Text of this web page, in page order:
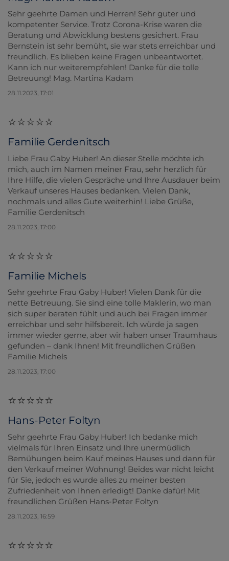
Sehr geehrte Damen und Herren! Sehr guter und
kompetenter Service. Trotz Corona-Krise waren die
Beratung und Abwicklung bestens gesichert. Frau
Bernstein ist sehr bemüht, sie war stets erreichbar und
freundlich. Es blieben keine Fragen unbeantwortet.
Kann ich nur weiterempfehlen! Danke für die tolle
Betreuung! Mag. Martina Kadam
28.11.2023, 17:01
Familie Gerdenitsch
Liebe Frau Gaby Huber! An dieser Stelle möchte ich
mich, auch im Namen meiner Frau, sehr herzlich für
Ihre Hilfe, die vielen Gespräche und Ihre Ausdauer beim
Verkauf unseres Hauses bedanken. Vielen Dank,
nochmals und alles Gute weiterhin! Liebe Grüße,
Familie Gerdenitsch
28.11.2023, 17:00
Familie Michels
Sehr geehrte Frau Gaby Huber! Vielen Dank für die
nette Betreuung. Sie sind eine tolle Maklerin, wo man
sich super beraten fühlt und auch bei Fragen immer
erreichbar und sehr hilfsbereit. Ich würde ja sagen
immer wieder gerne, aber wir haben unser Traumhaus
gefunden – dank Ihnen! Mit freundlichen Grüßen
Familie Michels
28.11.2023, 17:00
Hans-Peter Foltyn
Sehr geehrte Frau Gaby Huber! Ich bedanke mich
vielmals für Ihren Einsatz und Ihre unermüdlich
Bemühungen beim Kauf meines Hauses und dann für
den Verkauf meiner Wohnung! Beides war nicht leicht
für Sie, jedoch es wurde alles zu meiner besten
Zufriedenheit von Ihnen erledigt! Danke dafür! Mit
freundlichen Grüßen Hans-Peter Foltyn
28.11.2023, 16:59